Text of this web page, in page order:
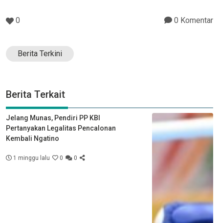
0 0 Komentar
Berita Terkini
Berita Terkait
Jelang Munas, Pendiri PP KBI
Pertanyakan Legalitas Pencalonan
Kembali Ngatino
1 minggu lalu 0 0